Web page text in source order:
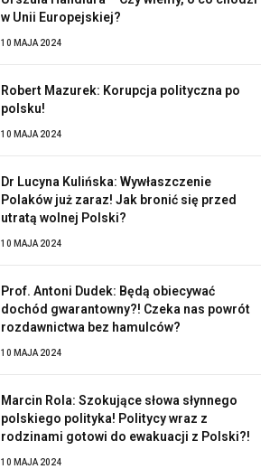
w Unii Europejskiej?
10 MAJA 2024
Robert Mazurek: Korupcja polityczna po
polsku!
10 MAJA 2024
Dr Lucyna Kulińska: Wywłaszczenie
Polaków już zaraz! Jak bronić się przed
utratą wolnej Polski?
10 MAJA 2024
Prof. Antoni Dudek: Będą obiecywać
dochód gwarantowny?! Czeka nas powrót
rozdawnictwa bez hamulców?
10 MAJA 2024
Marcin Rola: Szokujące słowa słynnego
polskiego polityka! Politycy wraz z
rodzinami gotowi do ewakuacji z Polski?!
10 MAJA 2024